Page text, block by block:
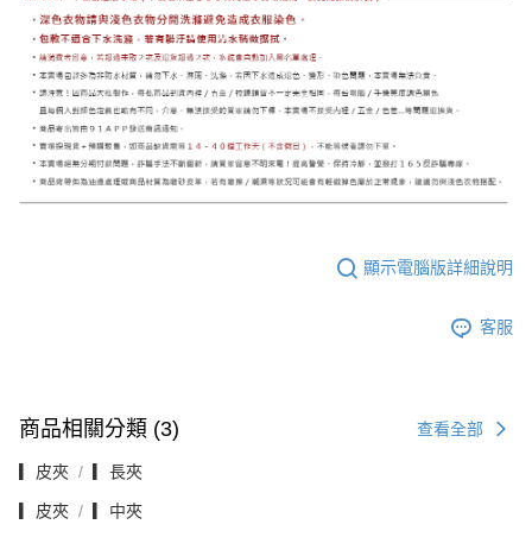
顯示電腦版詳細說明
客服
商品相關分類 (3) 查看全部
▎皮夾 ▎長夾
▎皮夾 ▎中夾